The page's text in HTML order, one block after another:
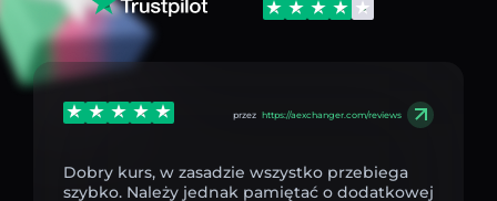
przez https://aexchanger.com/reviews
Dobry kurs, w zasadzie wszystko przebiega
szybko. Należy jednak pamiętać o dodatkowej